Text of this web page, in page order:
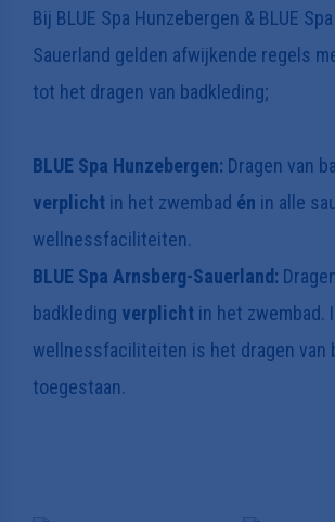
Bij BLUE Spa Hunzebergen & BLUE
Sauerland gelden afwijkende regels
tot het dragen van badkleding;
BLUE Spa Hunzebergen: Dragen van
verplicht in het zwembad én in alle
wellnessfaciliteiten.
BLUE Spa Arnsberg-Sauerland:
badkleding verplicht in het zwembad.
wellnessfaciliteiten is het dragen van
toegestaan.